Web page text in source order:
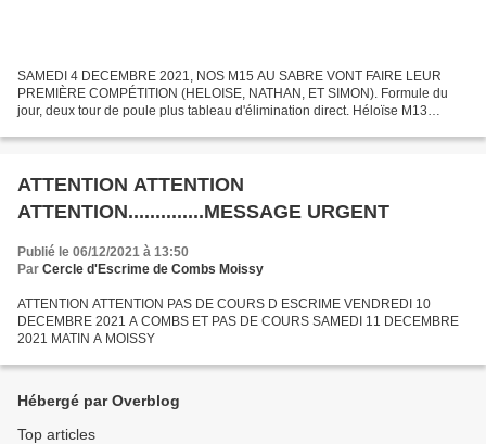
SAMEDI 4 DECEMBRE 2021, NOS M15 AU SABRE VONT FAIRE LEUR
PREMIÈRE COMPÉTITION (HELOISE, NATHAN, ET SIMON). Formule du
jour, deux tour de poule plus tableau d'élimination direct. Héloïse M13
ATTENTION ATTENTION
ATTENTION..............MESSAGE URGENT
Publié le 06/12/2021 à 13:50
Par Cercle d'Escrime de Combs Moissy
ATTENTION ATTENTION PAS DE COURS D ESCRIME VENDREDI 10
DECEMBRE 2021 A COMBS ET PAS DE COURS SAMEDI 11 DECEMBRE
2021 MATIN A MOISSY
Hébergé par Overblog
Top articles